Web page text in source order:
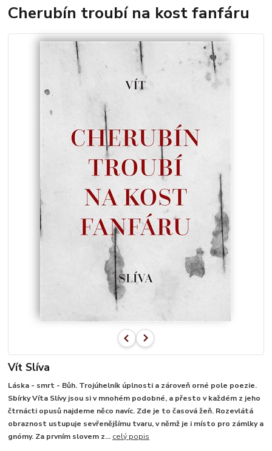
Cherubín troubí na kost fanfáru
Vít Slíva
Láska - smrt - Bůh. Trojúhelník úplnosti a zároveň orné pole poezie.
Sbírky Víta Slívy jsou si v mnohém podobné, a přesto v každém z jeho
čtrnácti opusů najdeme něco navíc. Zde je to časová žeň. Rozevlátá
obraznost ustupuje sevřenějšímu tvaru, v němž je i místo pro zámlky a
gnómy. Za prvním slovem z... celý popis